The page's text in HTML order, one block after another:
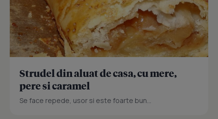
Strudel din aluat de casa, cu mere,
pere si caramel
Se face repede, usor si este foarte bun...